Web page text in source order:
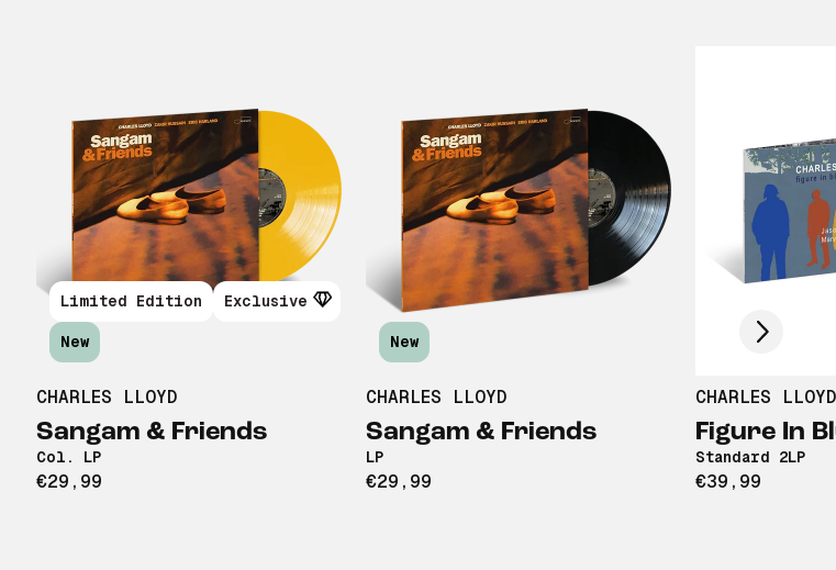
Limited Edition Exclusive
New
CHARLES LLOYD
Sangam & Friends
Col. LP
€29,99
New
CHARLES LLOYD
Sangam & Friends
LP
€29,99
CHARLES LLOYD
Figure In
Standard 2LP
€39,99
Scroll right